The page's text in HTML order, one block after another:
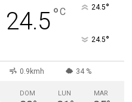
24.5°C 24.5°
24.5°
0.9kmh 34 %
DOM LUN MAR